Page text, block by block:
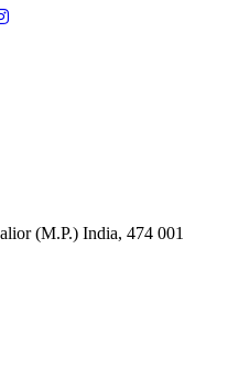
(M.P.) India, 474 001